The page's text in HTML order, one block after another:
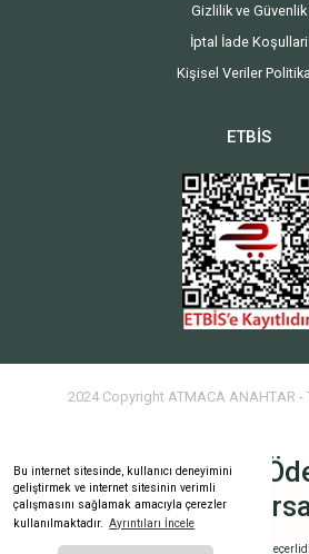
Bu internet sitesinde, kullanıcı deneyimini
geliştirmek ve internet sitesinin verimli
çalışmasını sağlamak amacıyla çerezler
kullanılmaktadır.
Ayrıntıları İncele
Gizlilik ve Güvenlik
İptal İade Koşullari
Kişisel Veriler
ETBİS
2024 Copyright ATMACA ANAHTAR -
Havale İle Yapılan
İndirim
Tüm Ürünlerde